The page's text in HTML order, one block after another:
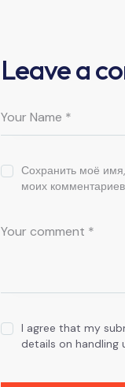
Leave a
Сохранить моё
моих
I agree that my
details on handling